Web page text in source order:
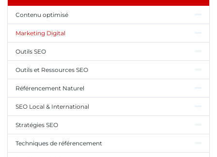
Contenu optimisé
Marketing Digital
Outils SEO
Outils et Ressources SEO
Référencement Naturel
SEO Local & International
Stratégies SEO
Techniques de référencement